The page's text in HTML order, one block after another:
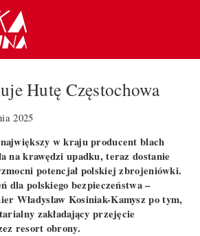
Hutę Częstochowa
2025
w kraju producent blach
na krawędzi upadku, teraz dostanie
potencjał polskiej zbrojeniówki.
dla polskiego bezpieczeństwa –
Władysław Kosiniak-Kamysz po tym,
zakładający przejęcie
resort obrony.